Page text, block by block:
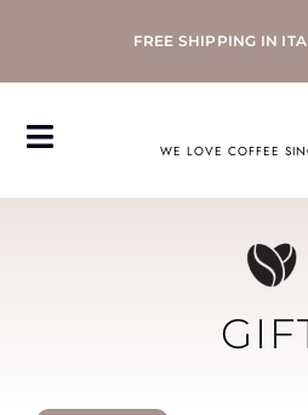
FREE SHIPPING IN
WE LOVE COFFEE
Toggle
Navigation